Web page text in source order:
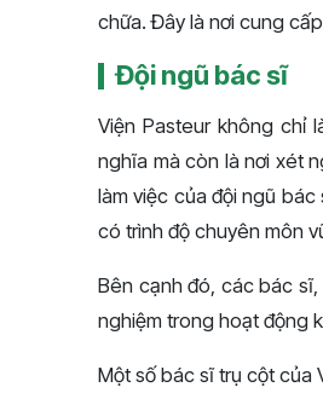
chữa. Đây là nơi cung
Đội ngũ bác sĩ
Viện Pasteur không chỉ
nghĩa mà còn là nơi xét
làm việc của đội ngũ bác
có trình độ chuyên môn
Bên cạnh đó, các bác sĩ,
nghiệm trong hoạt động
Một số bác sĩ trụ cột của